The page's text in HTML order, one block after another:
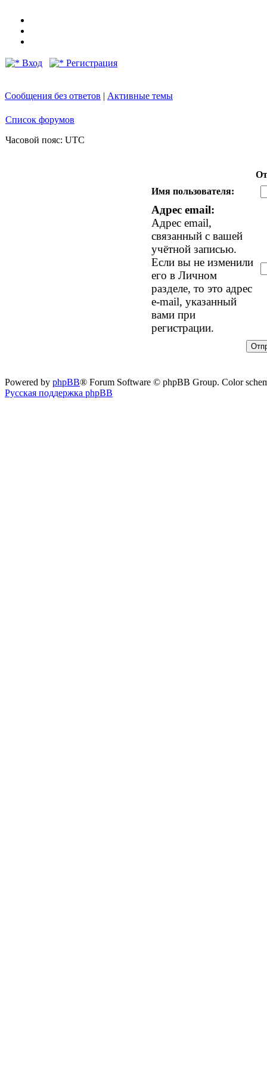
Вход Регистрация
Сообщения без ответов | Активные темы
Список форумов
Часовой пояс: UTC
Имя пользователя:
Адрес email:
Адрес email,
связанный с вашей
учётной записью.
Если вы не изменили
его в Личном
разделе, то это адрес
e-mail, указанный
вами при
регистрации.
Powered by phpBB® Forum Software © phpBB Group. Color
Русская поддержка phpBB